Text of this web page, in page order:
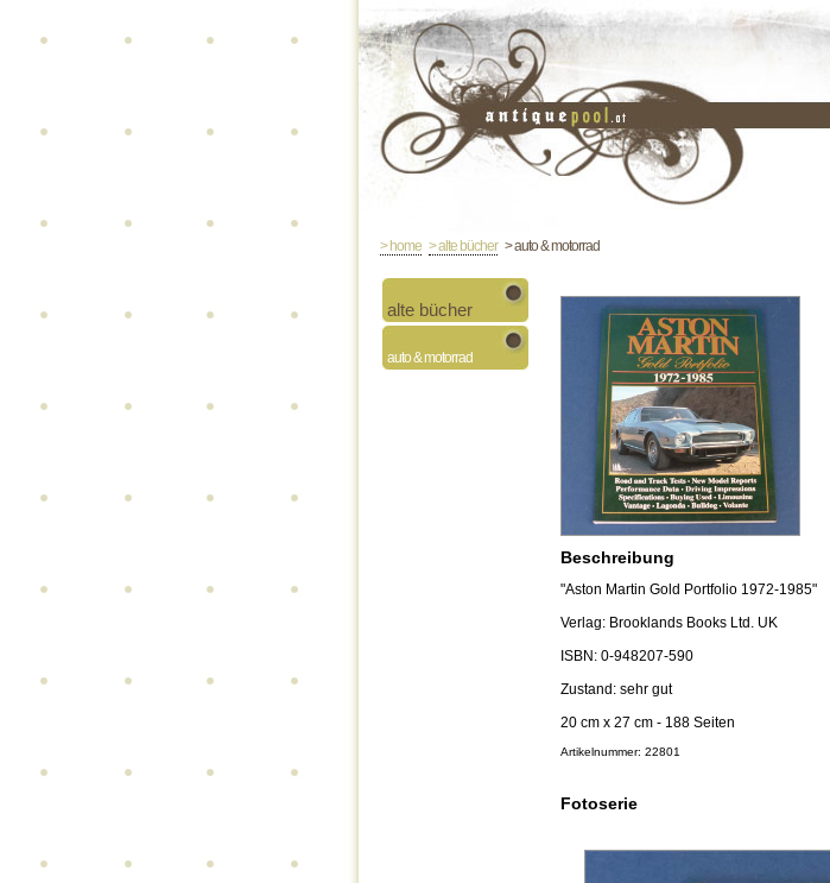
> home > alte bücher> auto & motorrad
alte bücher
auto & motorrad
Beschreibung
"Aston Martin Gold Portfolio 1972-1985"
Verlag: Brooklands Books Ltd. UK
ISBN: 0-948207-590
Zustand: sehr gut
20 cm x 27 cm - 188 Seiten
Artikelnummer: 22801
Fotoserie